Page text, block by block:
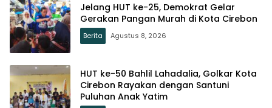
Jelang HUT ke-25, Demokrat Gelar
Gerakan Pangan Murah di Kota Cirebon
Berita Agustus 8, 2026
HUT ke-50 Bahlil Lahadalia, Golkar Kota
Cirebon Rayakan dengan Santuni
Puluhan Anak Yatim